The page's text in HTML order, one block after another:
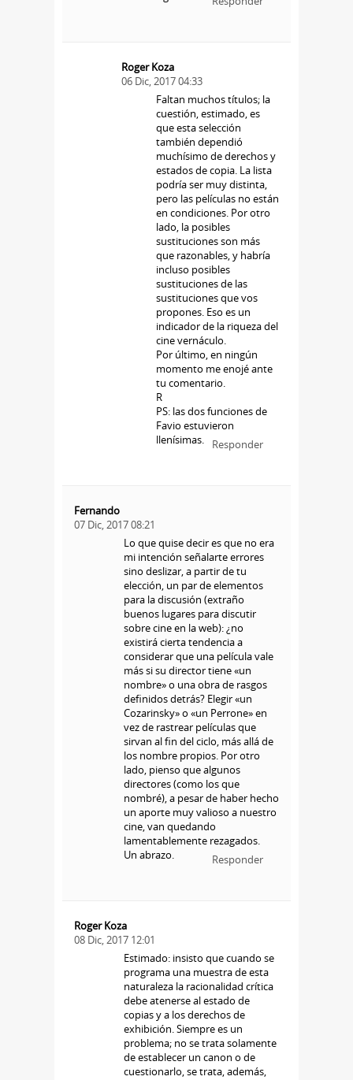
Roger Koza
06 Dic, 2017 04:33
Faltan muchos títulos; la
cuestión, estimado, es
que esta selección
también dependió
muchísimo de derechos y
estados de copia. La lista
podría ser muy distinta,
pero las películas no están
en condiciones. Por otro
lado, la posibles
sustituciones son más
que razonables, y habría
incluso posibles
sustituciones de las
sustituciones que vos
propones. Eso es un
indicador de la riqueza del
cine vernáculo.
Por último, en ningún
momento me enojé ante
tu comentario.
R
PS: las dos funciones de
Favio estuvieron
llenísimas.
Responder
Fernando
07 Dic, 2017 08:21
Lo que quise decir es que no era
mi intención señalarte errores
sino deslizar, a partir de tu
elección, un par de elementos
para la discusión (extraño
buenos lugares para discutir
sobre cine en la web): ¿no
existirá cierta tendencia a
considerar que una película vale
más si su director tiene «un
nombre» o una obra de rasgos
definidos detrás? Elegir «un
Cozarinsky» o «un Perrone» en
vez de rastrear películas que
sirvan al fin del ciclo, más allá de
los nombre propios. Por otro
lado, pienso que algunos
directores (como los que
nombré), a pesar de haber hecho
un aporte muy valioso a nuestro
cine, van quedando
lamentablemente rezagados.
Un abrazo.
Responder
Roger Koza
08 Dic, 2017 12:01
Estimado: insisto que cuando se
programa una muestra de esta
naturaleza la racionalidad crítica
debe atenerse al estado de
copias y a los derechos de
exhibición. Siempre es un
problema; no se trata solamente
de establecer un canon o de
cuestionarlo, se trata, además,